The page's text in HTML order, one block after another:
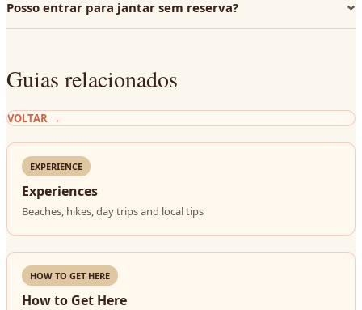
Posso entrar para jantar sem reserva?
Guias relacionados
VOLTAR →
EXPERIENCE
Experiences
Beaches, hikes, day trips and local tips
HOW TO GET HERE
How to Get Here